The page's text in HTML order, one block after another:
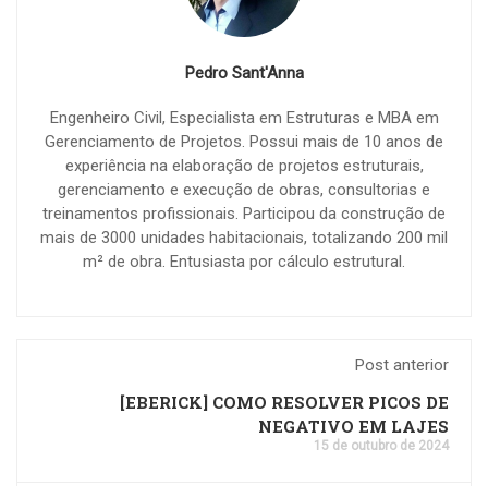
Pedro Sant'Anna
Engenheiro Civil, Especialista em Estruturas e MBA em
Gerenciamento de Projetos. Possui mais de 10 anos de
experiência na elaboração de projetos estruturais,
gerenciamento e execução de obras, consultorias e
treinamentos profissionais. Participou da construção de
mais de 3000 unidades habitacionais, totalizando 200 mil
m² de obra. Entusiasta por cálculo estrutural.
Post anterior
[EBERICK] COMO RESOLVER PICOS DE
NEGATIVO EM LAJES
15 de outubro de 2024